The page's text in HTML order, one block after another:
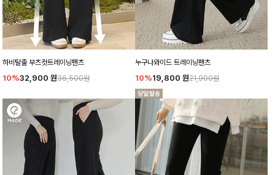
하비탈출 부츠컷트레이닝팬츠
10%32,900 원36,500원
누구나와이드 트레이닝팬츠
10%19,800 원21,900원